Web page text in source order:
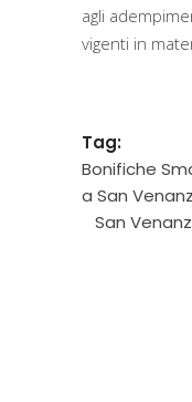
agli
vigenti in
Tag:
Bonifiche
a San
San